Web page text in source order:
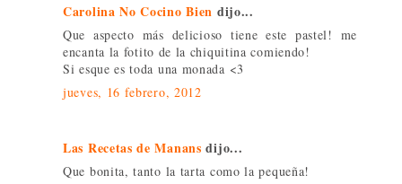
Carolina No Cocino Bien dijo...
Que aspecto más delicioso tiene este pastel! me
encanta la fotito de la chiquitina comiendo!
Si esque es toda una monada <3
jueves, 16 febrero, 2012
Las Recetas de Manans dijo...
Que bonita, tanto la tarta como la pequeña!